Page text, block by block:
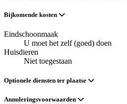
Bijkomende kosten
Eindschoonmaak
U moet het zelf (goed) doen
Huisdieren
Niet toegestaan
Optionele diensten ter plaatse
Annuleringsvoorwaarden